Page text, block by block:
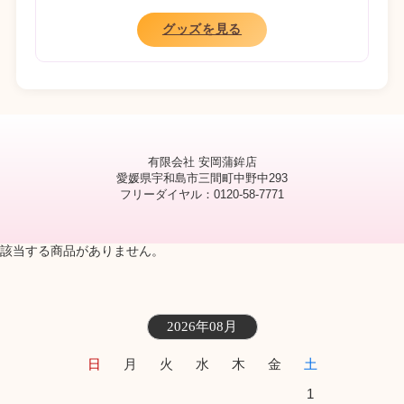
グッズを見る
有限会社 安岡蒲鉾店
愛媛県宇和島市三間町中野中293
フリーダイヤル：0120-58-7771
該当する商品がありません。
2026年08月
日 月 火 水 木 金
土
1